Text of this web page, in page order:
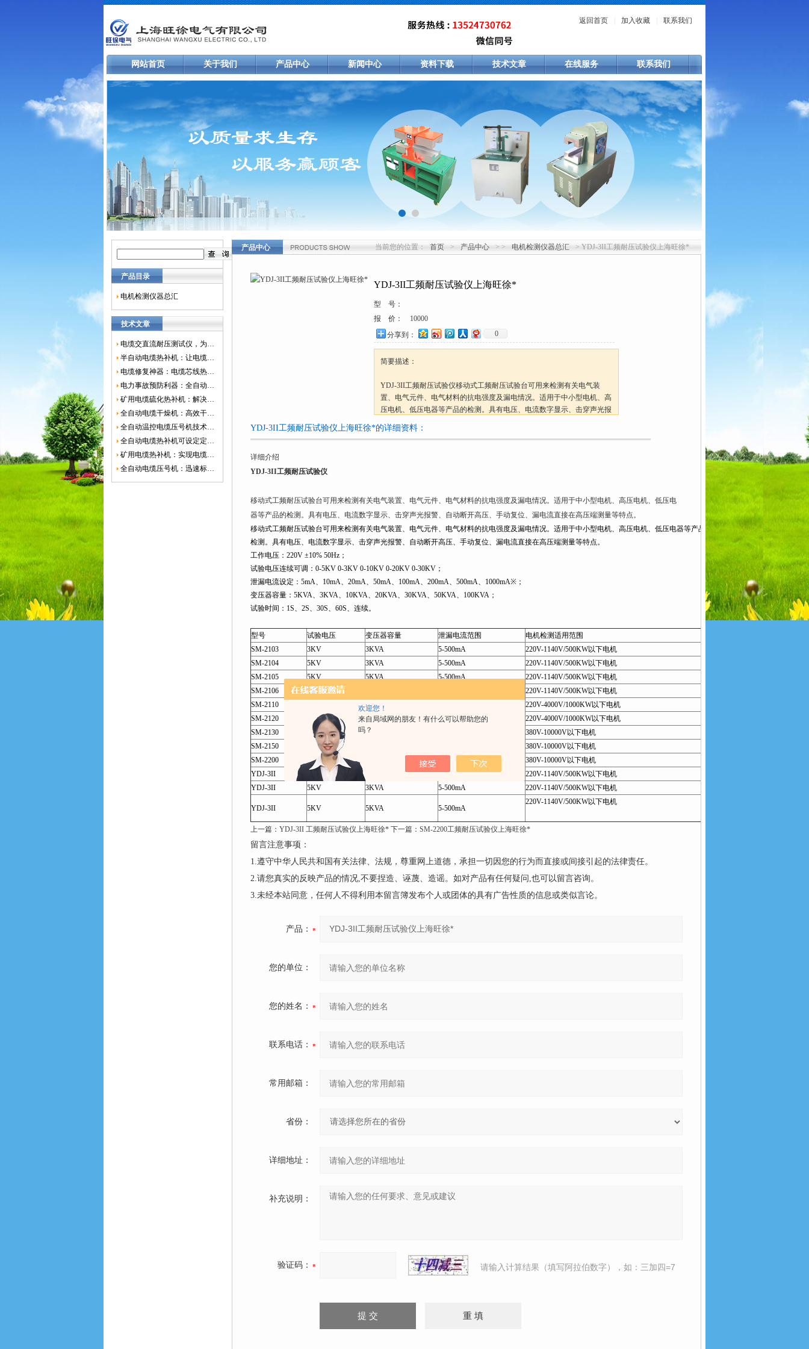
欢迎您！
来自局域网的朋友！有什么可以帮助您的
吗？
返回首页 加入收藏 联系我们
网站首页 关于我们 产品中心 新闻中心 资料下载 技术文章 在线服务 联系我们
产品目录
电机检测仪器总汇
技术文章
电缆交直流耐压测试仪，为电网安全保驾护航
半自动电缆热补机：让电缆修复更简单、更高效！
电缆修复神器：电缆芯线热补机如何保障电网安全？
电力事故预防利器：全自动控温电缆热补机
矿用电缆硫化热补机：解决矿山电缆故障的新选择
全自动电缆干燥机：高效干燥，电缆质量
全自动温控电缆压号机技术革新：数字化标识的新趋势
全自动电缆热补机可设定定时功能，实现自动化热补
矿用电缆热补机：实现电缆故障修复的高效装置
全自动电缆压号机：迅速标识电缆的利器
产品中心 当前您的位置： 首页 > 产品中心 > > 电机检测仪器总汇 > YDJ-3II工频耐压试验仪上海旺徐*
YDJ-3II工频耐压试验仪上海旺徐*
型 号：
报 价：
10000
分享到：
0
简要描述：
YDJ-3II工频耐压试验仪移动式工频耐压试验台可用来检测有关电气装
置、电气元件、电气材料的抗电强度及漏电情况。适用于中小型电机、高
压电机、低压电器等产品的检测。具有电压、电流数字显示、击穿声光报
警、自动断开高压、手动复位、漏电流直接在高压端测量等特点。
YDJ-3II工频耐压试验仪上海旺徐*的详细资料：
详细介绍
YDJ-3II工频耐压试验仪
移动式工频耐压试验台可用来检测有关电气装置、电气元件、电气材料的抗电强度及漏电情况。适用于中小型电机、高压电机、低压电
器等产品的检测。具有电压、电流数字显示、击穿声光报警、自动断开高压、手动复位、漏电流直接在高压端测量等特点。
移动式工频耐压试验台可用来检测有关电气装置、电气元件、电气材料的抗电强度及漏电情况。适用于中小型电机、高压电机、低压电器等产品的
检测。具有电压、电流数字显示、击穿声光报警、自动断开高压、手动复位、漏电流直接在高压端测量等特点。
工作电压：220V ±10% 50Hz；
试验电压连续可调：0-5KV 0-3KV 0-10KV 0-20KV 0-30KV；
泄漏电流设定：5mA、10mA、20mA、50mA、100mA、200mA、500mA、1000mA※；
变压器容量：5KVA、3KVA、10KVA、20KVA、30KVA、50KVA、100KVA；
试验时间：1S、2S、30S、60S、连续。
型号 试验电压 变压器容量 泄漏电流范围
电机检测适用范围
SM-2103
3KV 3KVA 5-500mA
220V-1140V/500KW以下电机
SM-2104
5KV 3KVA 5-500mA
220V-1140V/500KW以下电机
SM-2105
5KV 5KVA 5-500mA
220V-1140V/500KW以下电机
SM-2106
5KV
220V-1140V/500KW以下电机
SM-2110
5KVA
220V-4000V/1000KW以下电机
SM-2120
10KV 10KVA 5-500mA
220V-4000V/1000KW以下电机
SM-2130
30KV 30KVA
380V-10000V以下电机
SM-2150
50KV
380V-10000V以下电机
SM-2200
50KV
380V-10000V以下电机
YDJ-3II
3KV 5-500mA
220V-1140V/500KW以下电机
YDJ-3II
5KV 3KVA 5-500mA 220V-1140V/500KW以下电机
YDJ-3II 5KV 5KVA 5-500mA
220V-1140V/500KW以下电机
上一篇： YDJ-3II 工频耐压试验仪上海旺徐* 下一篇： SM-2200工频耐压试验仪上海旺徐*
留言注意事项：
1.遵守中华人民共和国有关法律、法规，尊重网上道德，承担一切因您的行为而直接或间接引起的法律责任。
2.请您真实的反映产品的情况,不要捏造、诬蔑、造谣。如对产品有任何疑问,也可以留言咨询。
3.未经本站同意，任何人不得利用本留言簿发布个人或团体的具有广告性质的信息或类似言论。
产品：
您的单位：
您的姓名：
联系电话：
常用邮箱：
省份：
详细地址：
补充说明：
验证码： 请输入计算结果（填写阿拉伯数字），如：三加四=7